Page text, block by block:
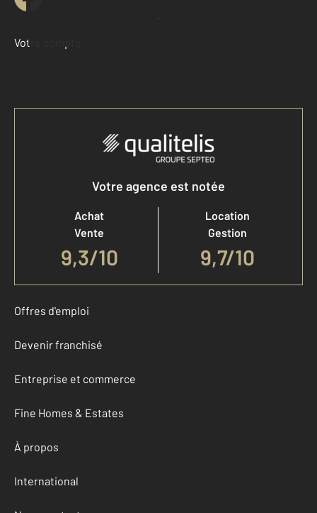
Demander une estimation
Votre compte :
Accéder à mon compte
Votre agence est notée
Achat
Vente
9,3/10
Location
Gestion
9,7/10
Offres d'emploi
Devenir franchisé
Entreprise et commerce
Fine Homes & Estates
À propos
International